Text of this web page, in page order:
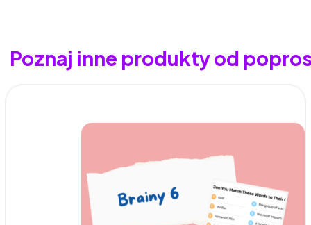
Poznaj inne produkty od